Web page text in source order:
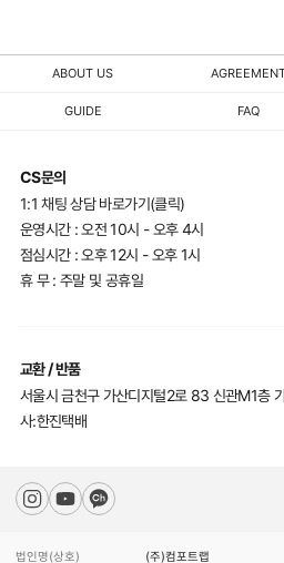
ABOUT US
GUIDE FAQ
CS문의
1:1 채팅 상담 바로가기(클릭)
운영시간 : 오전 10시 - 오후 4시
점심시간 : 오후 12시 - 오후 1시
휴 무 : 주말 및 공휴일
교환 / 반품
서울시 금천구 가산디지털2로 83 신관M1층
사:한진택배
법인명(상호) (주)컴포트랩